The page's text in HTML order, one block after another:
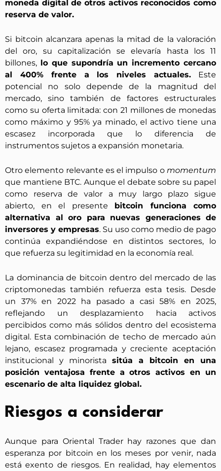
moneda digital de otros activos reconocidos como
reserva de valor.
Si bitcoin alcanzara apenas la mitad de la valoración
del oro, su capitalización se elevaría hasta los 11
billones, lo que supondría un incremento cercano
al 400% frente a los niveles actuales. Este
potencial no solo depende de la magnitud del
mercado, sino también de factores estructurales
como su oferta limitada: con 21 millones de monedas
como máximo y 95% ya minado, el activo tiene una
escasez incorporada que lo diferencia de
instrumentos sujetos a expansión monetaria.
Otro elemento relevante es el impulso o momentum
que mantiene BTC. Aunque el debate sobre su papel
como reserva de valor a muy largo plazo sigue
abierto, en el presente bitcoin funciona como
alternativa al oro para nuevas generaciones de
inversores y empresas. Su uso como medio de pago
continúa expandiéndose en distintos sectores, lo
que refuerza su legitimidad en la economía real.
La dominancia de bitcoin dentro del mercado de las
criptomonedas también refuerza esta tesis. Desde
un 37% en 2022 ha pasado a casi 58% en 2025,
reflejando un desplazamiento hacia activos
percibidos como más sólidos dentro del ecosistema
digital. Esta combinación de techo de mercado aún
lejano, escasez programada y creciente aceptación
institucional y minorista sitúa a bitcoin en una
posición ventajosa frente a otros activos en un
escenario de alta liquidez global.
Riesgos a considerar
Aunque para Oriental Trader hay razones que dan
esperanza por bitcoin en los meses por venir, nada
está exento de riesgos. En realidad, hay elementos